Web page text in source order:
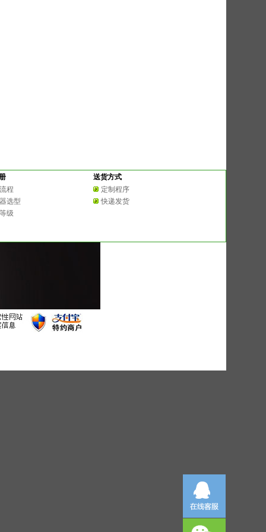
程
选型
级
送货方式
定制程序
快递发货